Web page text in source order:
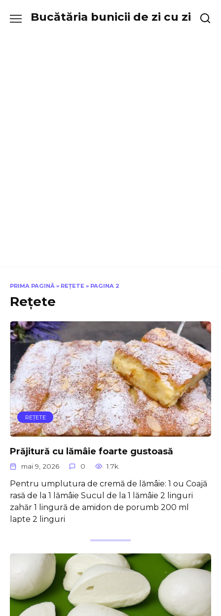
Bucătăria bunicii de zi cu zi
PRIMA PAGINĂ » REŢETE » PAGINA 2
Reţete
REŢETE
Prăjitură cu lămâie foarte gustoasă
mai 9, 2026 0 1.7k.
Pentru umplutura de cremă de lămâie: 1 ou Coajă
rasă de la 1 lămâie Sucul de la 1 lămâie 2 linguri
zahăr 1 lingură de amidon de porumb 200 ml
lapte 2 linguri